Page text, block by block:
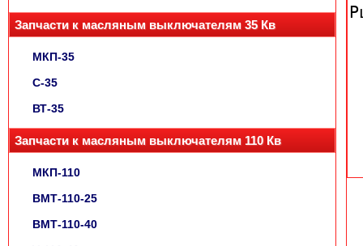
Запчасти к масляным выключателям 35 Кв
МКП-35
С-35
ВТ-35
Запчасти к масляным выключателям 110 Кв
МКП-110
ВМТ-110-25
ВМТ-110-40